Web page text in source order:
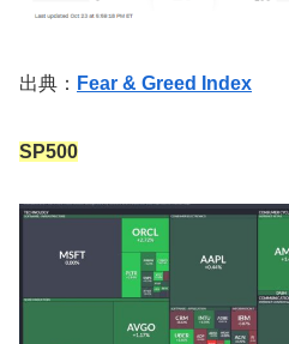
出典： Fear & Greed Index
SP500